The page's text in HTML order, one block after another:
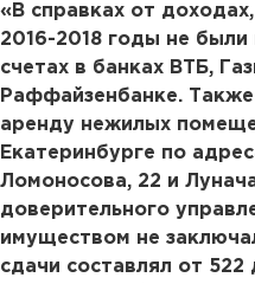
«В справках от
2016-2018 годы не
счетах в банках ВТБ,
Раффайзенбанке.
аренду нежилых
Екатеринбурге по
Ломоносова, 22 и
доверительного
имуществом не
сдачи составлял от